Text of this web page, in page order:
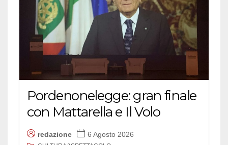
Pordenonelegge: gran finale
con Mattarella e Il Volo
redazione 6 Agosto 2026